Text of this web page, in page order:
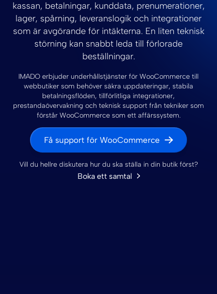
kassan, betalningar, kunddata, prenumerationer,
lager, spårning, leveranslogik och integrationer
som är avgörande för intäkterna. En liten teknisk
störning kan snabbt leda till förlorade
beställningar.
IMADO erbjuder underhållstjänster för WooCommerce till
webbutiker som behöver säkra uppdateringar, stabila
betalningsflöden, tillförlitliga integrationer,
prestandaövervakning och teknisk support från tekniker som
förstår WooCommerce som ett affärssystem.
Få support för WooCommerce
Vill du hellre diskutera hur du ska ställa in din butik först?
Boka ett samtal